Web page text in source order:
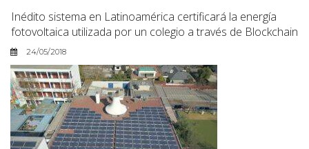
Inédito sistema en Latinoamérica certificará la energía
fotovoltaica utilizada por un colegio a través de Blockchain
24/05/2018